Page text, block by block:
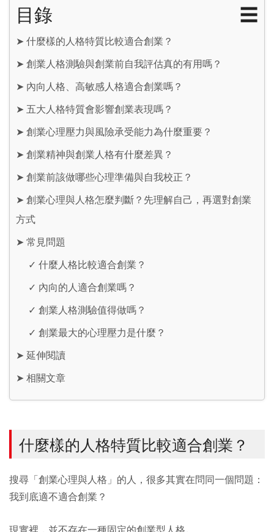
目錄 ☰
➤ 什麼樣的人格特質比較適合創業？
➤ 創業人格測驗與創業前自我評估真的有用嗎？
➤ 內向人格、高敏感人格適合創業嗎？
➤ 五大人格特質會影響創業表現嗎？
➤ 創業心理壓力與風險承受能力為什麼重要？
➤ 創業精神與創業人格有什麼差異？
➤ 創業前該做哪些心理準備與自我校正？
➤ 創業心理與人格怎麼判斷？先理解自己，再選對創業
方式
➤ 常見問題
✓ 什麼人格比較適合創業？
✓ 內向的人適合創業嗎？
✓ 創業人格測驗值得做嗎？
✓ 創業最大的心理壓力是什麼？
➤ 延伸閱讀
➤ 相關文章
什麼樣的人格特質比較適合創業？
搜尋「創業心理與人格」的人，很多其實在問同一個問題：
我到底適不適合創業？
現實裡，並不存在一種固定的創業型人格。